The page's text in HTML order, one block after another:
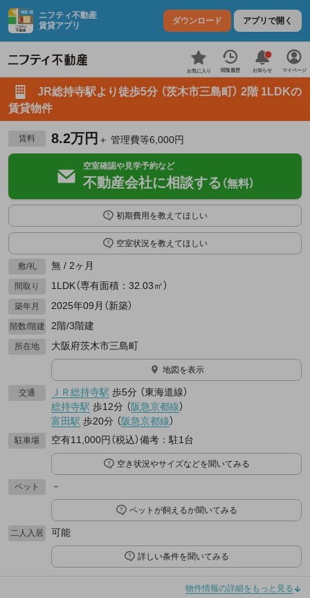
ニフティ不動産
賃貸アプリ
ダウンロード アプリで開く
お気に入り 閲覧履歴 お知らせ マイページ
JR総持寺駅より徒歩5分 （茨木市三島町） 2階 1LDKの
賃貸物件
賃料 8.2万円 ＋ 管理費等6,000円
空室確認や見学予約など
不動産会社に相談する （無料）
初期費用を教えてほしい
空室状況を教えてほしい
敷/礼 無 / 2ヶ月
間取り 1LDK（専有面積：32.03㎡）
築年月 2025年09月（新築）
階数/階建 2階/3階建
所在地 大阪府茨木市三島町
地図を表示
交通 ＪＲ総持寺駅 歩5分 （東海道線）
総持寺駅 歩12分 （阪急京都線）
富田駅 歩20分 （阪急京都線）
駐車場 空有11,000円（税込）備考：駐1台
空き状況やサイズなどを聞いてみる
ペット －
ペットが飼えるか聞いてみる
二人入居 可能
詳しい条件を聞いてみる
物件情報の詳細をもっと見る